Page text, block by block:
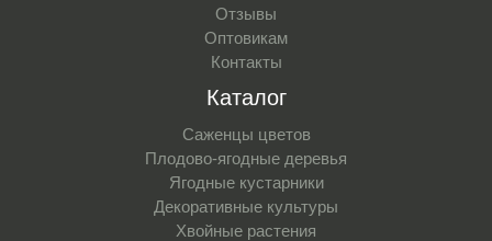
Отзывы
Оптовикам
Контакты
Каталог
Саженцы цветов
Плодово-ягодные деревья
Ягодные кустарники
Декоративные культуры
Хвойные растения